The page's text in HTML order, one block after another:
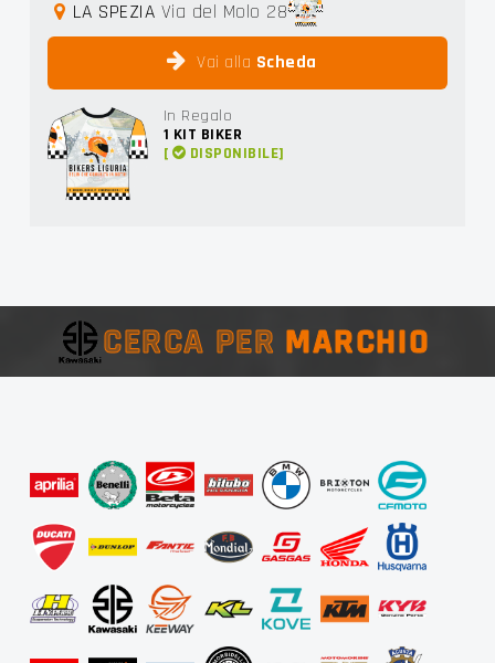
LA SPEZIA Via del Molo 28
Vai alla Scheda
In Regalo
1 KIT BIKER
[
DISPONIBILE]
CERCA PER MARCHIO